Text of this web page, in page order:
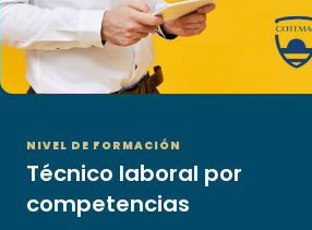
NIVEL DE FORMACIÓN
Técnico laboral por
competencias